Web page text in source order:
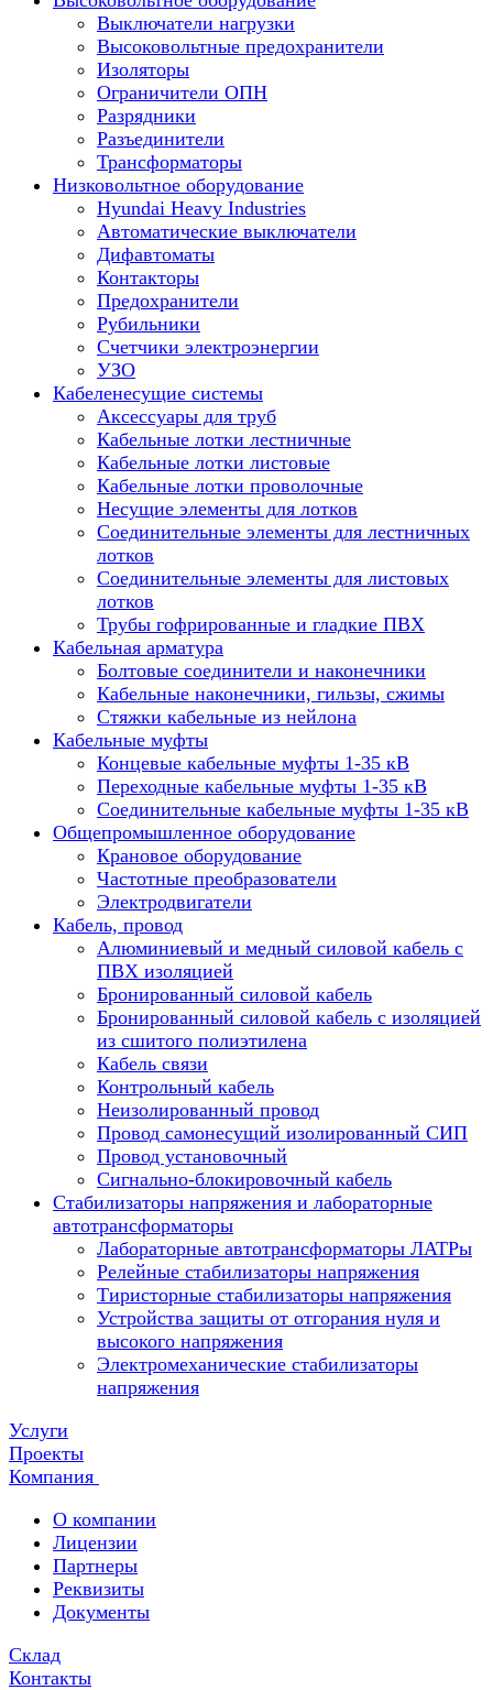
Выключатели нагрузки
Высоковольтные предохранители
Изоляторы
Ограничители ОПН
Разрядники
Разъединители
Трансформаторы
Низковольтное оборудование
Hyundai Heavy Industries
Автоматические выключатели
Дифавтоматы
Контакторы
Предохранители
Рубильники
Счетчики электроэнергии
УЗО
Кабеленесущие системы
Аксессуары для труб
Кабельные лотки лестничные
Кабельные лотки листовые
Кабельные лотки проволочные
Несущие элементы для лотков
Соединительные элементы для лестничных
лотков
Соединительные элементы для листовых
лотков
Трубы гофрированные и гладкие ПВХ
Кабельная арматура
Болтовые соединители и наконечники
Кабельные наконечники, гильзы, сжимы
Стяжки кабельные из нейлона
Кабельные муфты
Концевые кабельные муфты 1-35 кВ
Переходные кабельные муфты 1-35 кВ
Соединительные кабельные муфты 1-35 кВ
Общепромышленное оборудование
Крановое оборудование
Частотные преобразователи
Электродвигатели
Кабель, провод
Алюминиевый и медный силовой кабель с
ПВХ изоляцией
Бронированный силовой кабель
Бронированный силовой кабель с изоляцией
из сшитого полиэтилена
Кабель связи
Контрольный кабель
Неизолированный провод
Провод самонесущий изолированный СИП
Провод установочный
Сигнально-блокировочный кабель
Стабилизаторы напряжения и лабораторные
автотрансформаторы
Лабораторные автотрансформаторы ЛАТРы
Релейные стабилизаторы напряжения
Тиристорные стабилизаторы напряжения
Устройства защиты от отгорания нуля и
высокого напряжения
Электромеханические стабилизаторы
напряжения
Услуги
Проекты
Компания
О компании
Лицензии
Партнеры
Реквизиты
Документы
Склад
Контакты